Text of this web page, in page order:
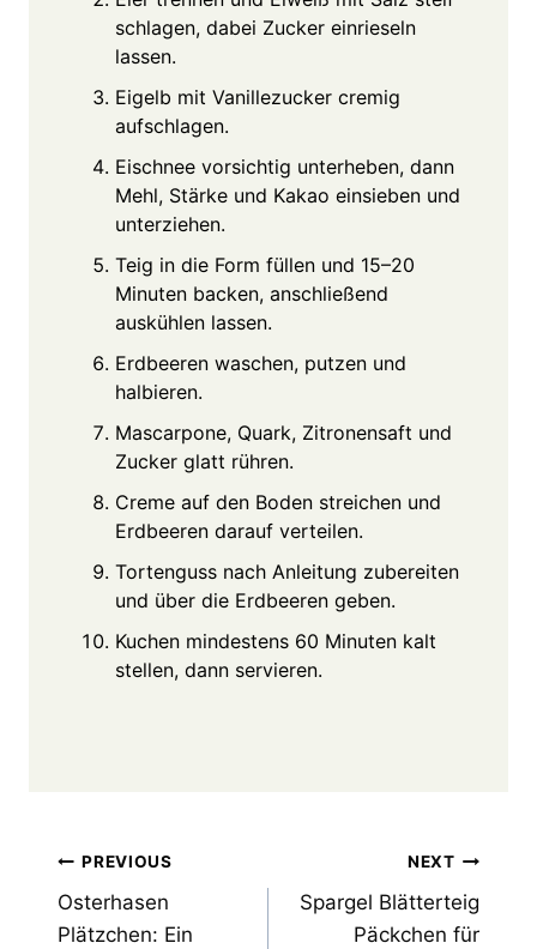
schlagen, dabei Zucker einrieseln
lassen.
Eigelb mit Vanillezucker cremig
aufschlagen.
Eischnee vorsichtig unterheben, dann
Mehl, Stärke und Kakao einsieben und
unterziehen.
Teig in die Form füllen und 15–20
Minuten backen, anschließend
auskühlen lassen.
Erdbeeren waschen, putzen und
halbieren.
Mascarpone, Quark, Zitronensaft und
Zucker glatt rühren.
Creme auf den Boden streichen und
Erdbeeren darauf verteilen.
Tortenguss nach Anleitung zubereiten
und über die Erdbeeren geben.
Kuchen mindestens 60 Minuten kalt
stellen, dann servieren.
Post
navigation
PREVIOUS
Osterhasen
Plätzchen: Ein
NEXT
Spargel Blätterteig
Päckchen für